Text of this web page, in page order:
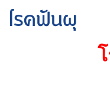
โรคฟันผุ